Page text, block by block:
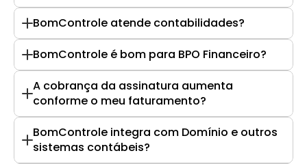
BomControle atende contabilidades?
BomControle é bom para BPO Financeiro?
A cobrança da assinatura aumenta
conforme o meu faturamento?
BomControle integra com Domínio e outros
sistemas contábeis?